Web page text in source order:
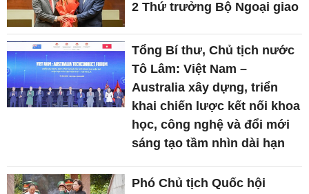
2 Thứ trưởng Bộ Ngoại giao
Tổng Bí thư, Chủ tịch nước
Tô Lâm: Việt Nam –
Australia xây dựng, triển
khai chiến lược kết nối khoa
học, công nghệ và đổi mới
sáng tạo tầm nhìn dài hạn
Phó Chủ tịch Quốc hội